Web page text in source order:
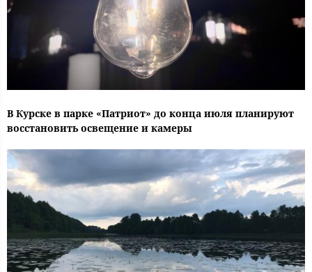
В Курске в парке «Патриот» до конца июля планируют
восстановить освещение и камеры